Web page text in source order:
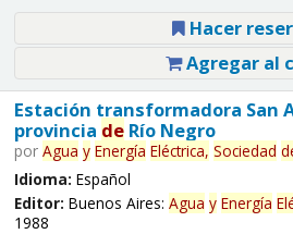
Hacer
Agregar al
Estación transformadora San
provincia deRío Negro
por Agua y Energía Eléctrica, Sociedad
Idioma: Español
Editor: Buenos Aires: Agua y Energía
1988